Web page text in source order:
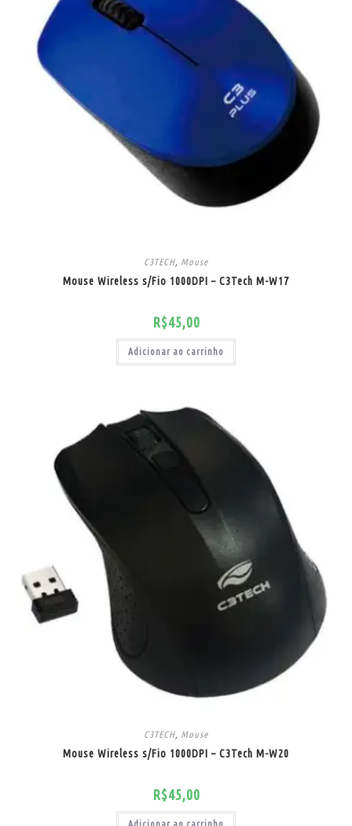
C3TECH, Mouse
Mouse Wireless s/Fio 1000DPI – C3Tech M-W17
R$45,00
Adicionar ao carrinho
C3TECH, Mouse
Mouse Wireless s/Fio 1000DPI – C3Tech M-W20
R$45,00